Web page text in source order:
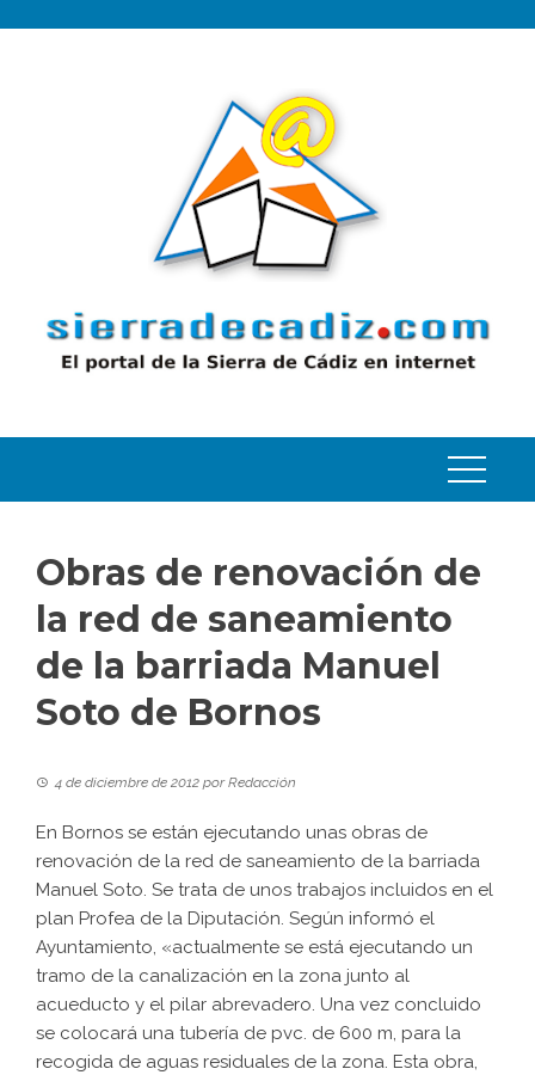
Obras de renovación de
la red de saneamiento
de la barriada Manuel
Soto de Bornos
4 de diciembre de 2012 porRedacción
En Bornos se están ejecutando unas obras de
renovación de la red de saneamiento de la barriada
Manuel Soto. Se trata de unos trabajos incluidos en el
plan Profea de la Diputación. Según informó el
Ayuntamiento, «actualmente se está ejecutando un
tramo de la canalización en la zona junto al
acueducto y el pilar abrevadero. Una vez concluido
se colocará una tubería de pvc. de 600 m, para la
recogida de aguas residuales de la zona. Esta obra,